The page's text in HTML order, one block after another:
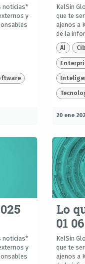
noticias*
y
KelSin
que te
ajenos a
de la
AI
20 ene
noticias*
y
Lo
01 06
KelSin
que te
ajenos a